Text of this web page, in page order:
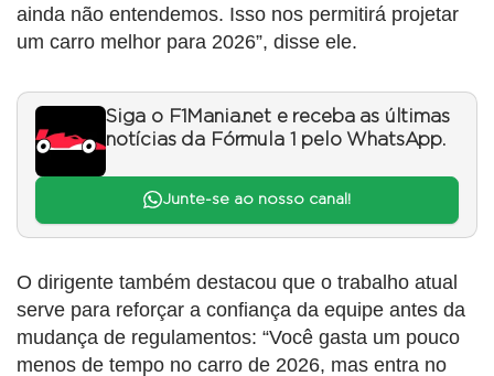
ainda não entendemos. Isso nos permitirá projetar
um carro melhor para 2026”, disse ele.
Siga o F1Mania.net e receba as últimas
notícias da Fórmula 1 pelo WhatsApp.
Junte-se ao nosso canal!
O dirigente também destacou que o trabalho atual
serve para reforçar a confiança da equipe antes da
mudança de regulamentos: “Você gasta um pouco
menos de tempo no carro de 2026, mas entra no